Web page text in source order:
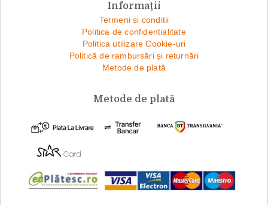
Informații
Termeni si conditii
Politica de confidentialitate
Politica utilizare Cookie-uri
Politică de rambursări și returnări
Metode de plată
Metode de plată